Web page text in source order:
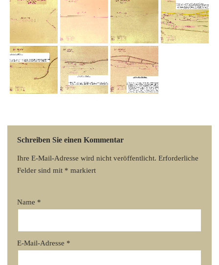
Schreiben Sie einen Kommentar
Ihre E-Mail-Adresse wird nicht veröffentlicht. Erforderliche
Felder sind mit * markiert
Name *
E-Mail-Adresse *